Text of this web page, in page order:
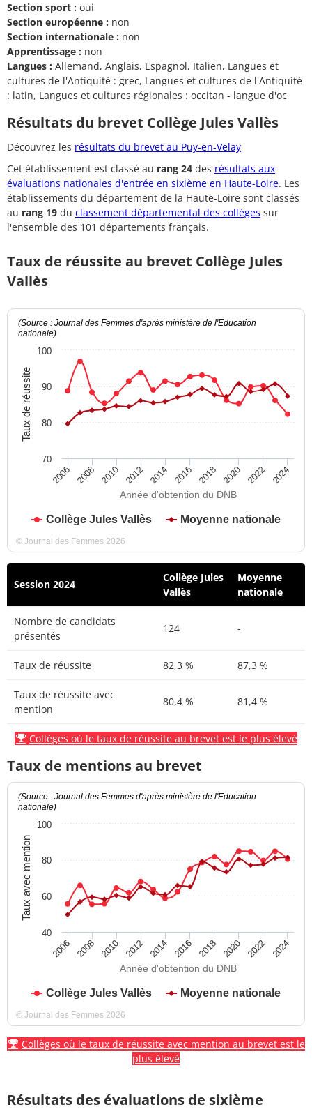
Section sport : oui
Section européenne : non
Section internationale : non
Apprentissage : non
Langues : Allemand, Anglais, Espagnol, Italien, Langues et
cultures de l'Antiquité : grec, Langues et cultures de l'Antiquité
: latin, Langues et cultures régionales : occitan - langue d'oc
Résultats du brevet Collège Jules Vallès
Découvrez les résultats du brevet au Puy-en-Velay
Cet établissement est classé au rang 24 des résultats aux
évaluations nationales d'entrée en sixième en Haute-Loire. Les
établissements du département de la Haute-Loire sont classés
au rang 19 du classement départemental des collèges sur
l'ensemble des 101 départements français.
Taux de réussite au brevet Collège Jules
Vallès
Année d'obtention du DNB
Taux de réussite
(Source : Journal des Femmes d'après ministère de l'Education
nationale)
Collège Jules Vallès Moyenne nationale
2006 2008 2010 2012 2014 2016 2018 2020 2022 2024
70
80
90
100
© Journal des Femmes 2026
Session 2024
Collège Jules
Vallès
Moyenne
nationale
Nombre de candidats
présentés
124 -
Taux de réussite 82,3 % 87,3 %
Taux de réussite avec
mention
80,4 % 81,4 %
Collèges où le taux de réussite au brevet est le plus élevé
Taux de mentions au brevet
Année d'obtention du DNB
Taux avec mention
(Source : Journal des Femmes d'après ministère de l'Education
nationale)
Collège Jules Vallès Moyenne nationale
2006 2008 2010 2012 2014 2016 2018 2020 2022 2024
40
60
80
100
© Journal des Femmes 2026
Collèges où le taux de réussite avec mention au brevet est le
plus élevé
Résultats des évaluations de sixième